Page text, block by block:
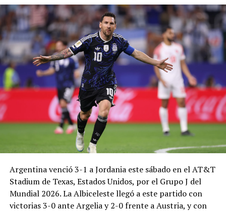
Argentina venció 3-1 a Jordania este sábado en el AT&T
Stadium de Texas, Estados Unidos, por el Grupo J del
Mundial 2026. La Albiceleste llegó a este partido con
victorias 3-0 ante Argelia y 2-0 frente a Austria, y con